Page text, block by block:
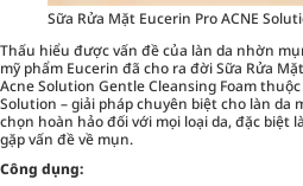
Sữa Rửa Mặt Eucerin Pro ACNE
Thấu hiểu được vấn đề của làn da nhờn
mỹ phẩm Eucerin đã cho ra đời Sữa Rửa
Acne Solution Gentle Cleansing Foam
Solution – giải pháp chuyên biệt cho làn da
chọn hoàn hảo đối với mọi loại da, đặc biệt
gặp vấn đề về mụn.
Công dụng: